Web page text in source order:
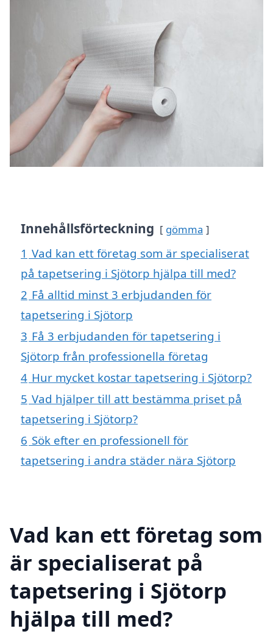
Innehållsförteckning gömma
1 Vad kan ett företag som är specialiserat
på tapetsering i Sjötorp hjälpa till med?
2 Få alltid minst 3 erbjudanden för
tapetsering i Sjötorp
3 Få 3 erbjudanden för tapetsering i
Sjötorp från professionella företag
4 Hur mycket kostar tapetsering i Sjötorp?
5 Vad hjälper till att bestämma priset på
tapetsering i Sjötorp?
6 Sök efter en professionell för
tapetsering i andra städer nära Sjötorp
Vad kan ett företag som
är specialiserat på
tapetsering i Sjötorp
hjälpa till med?